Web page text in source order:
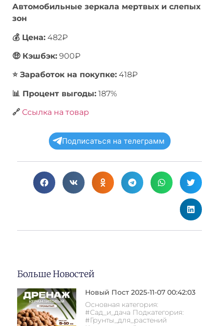
Автомобильные зеркала мертвых и слепых
зон
💰 Цена: 482₽
🤑 Кэшбэк: 900₽
⭐️ Заработок на покупке: 418₽
📊 Процент выгоды: 187%
🔗 Ссылка на товар
Подписаться на телеграмм
Больше Новостей
Новый Пост 2025-11-07 00:42:03
Основная категория:
#Сад_и_дача Подкатегория:
#Грунты_для_растений